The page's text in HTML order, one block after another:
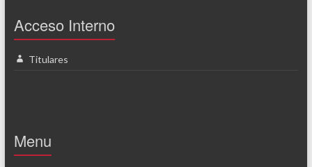
Acceso Interno
Titulares
Menu